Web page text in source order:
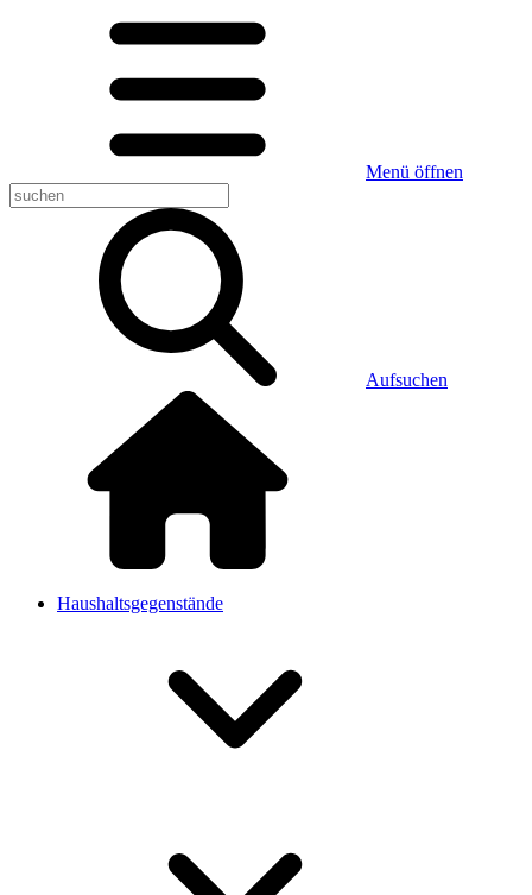
Menü öffnen
Aufsuchen
Haushaltsgegenstände